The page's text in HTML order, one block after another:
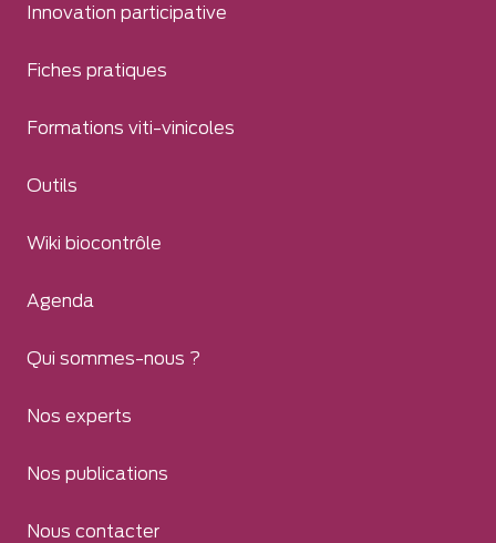
Innovation participative
Fiches pratiques
Formations viti-vinicoles
Outils
Wiki biocontrôle
Agenda
Qui sommes-nous ?
Nos experts
Nos publications
Nous contacter